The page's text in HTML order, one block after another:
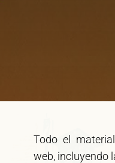
Todo el
web, incluyendo